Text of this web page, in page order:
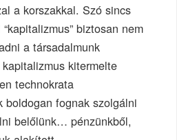
a korszakkal. Szó sincs
biztosan nem
a társadalmunk
kitermelte
technokrata
boldogan fognak szolgálni
belőlünk… pénzünkből,